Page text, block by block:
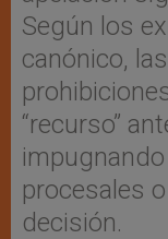
Según los
canónico,
“recurso”
procesales
decisión.